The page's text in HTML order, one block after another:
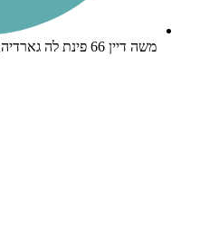
משה דיין 66 פינת לה גארדיה, תל אביב יפו